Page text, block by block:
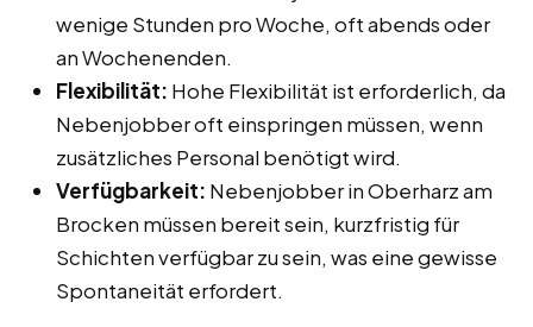
wenige Stunden pro Woche, oft abends oder
an Wochenenden.
Flexibilität: Hohe Flexibilität ist erforderlich, da
Nebenjobber oft einspringen müssen, wenn
zusätzliches Personal benötigt wird.
Verfügbarkeit: Nebenjobber in Oberharz am
Brocken müssen bereit sein, kurzfristig für
Schichten verfügbar zu sein, was eine gewisse
Spontaneität erfordert.